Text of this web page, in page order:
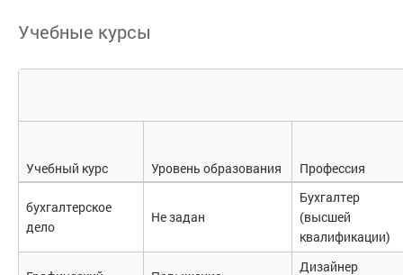
Учебные курсы
Учебный курс Уровень образования Профессия
бухгалтерское
дело
Не задан
Бухгалтер
(высшей
квалификации)
Дизайнер